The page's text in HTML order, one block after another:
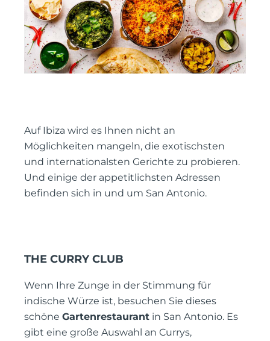
Auf Ibiza wird es Ihnen nicht an
Möglichkeiten mangeln, die exotischsten
und internationalsten Gerichte zu probieren.
Und einige der appetitlichsten Adressen
befinden sich in und um San Antonio.
THE CURRY CLUB
Wenn Ihre Zunge in der Stimmung für
indische Würze ist, besuchen Sie dieses
schöne Gartenrestaurant in San Antonio. Es
gibt eine große Auswahl an Currys,